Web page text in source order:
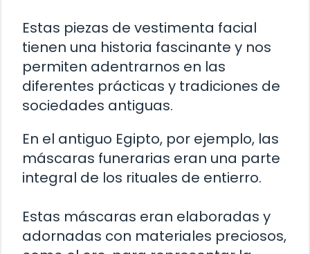
Estas piezas de vestimenta facial
tienen una historia fascinante y nos
permiten adentrarnos en las
diferentes prácticas y tradiciones de
sociedades antiguas.
En el antiguo Egipto, por ejemplo, las
máscaras funerarias eran una parte
integral de los rituales de entierro.
Estas máscaras eran elaboradas y
adornadas con materiales preciosos,